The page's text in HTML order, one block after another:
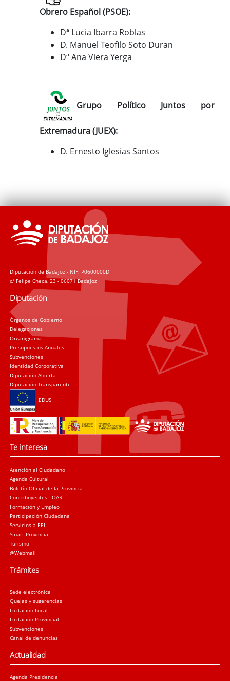
Obrero Español (PSOE):
Dª Lucia Ibarra Roblas
D. Manuel Teofilo Soto Duran
Dª Ana Viera Yerga
Grupo Político Juntos por
Extremadura (JUEX):
D. Ernesto Iglesias Santos
Diputación de Badajoz - NIF: P0600000D
c/ Felipe Checa, 23 - 06071 Badajoz
Diputación
Órganos de Gobierno
Delegaciones
Organigrama
Presupuestos Anuales
Subvenciones
Identidad Corporativa
Diputación Abierta
Diputación Transparente
EDUSI
Te interesa
Atención al Ciudadano
Agenda Cultural
Boletín Oficial de la Provincia
Contribuyentes - OAR
Formación y Empleo
Participación Ciudadana
Servicios a EELL
Smart Provincia
Turismo
@Webmail
Trámites
Sede electrónica
Quejas y sugerencias
Licitación Local
Licitación Provincial
Subvenciones
Canal de denuncias
Actualidad
Agenda Presidencia